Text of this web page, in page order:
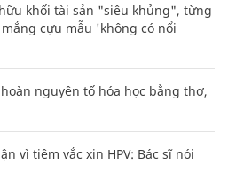
khối tài sản "siêu khủng", từng
cựu mẫu 'không có nổi
nguyên tố hóa học bằng thơ,
vì tiêm vắc xin HPV: Bác sĩ nói